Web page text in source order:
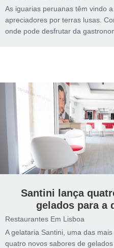
As iguarias peruanas têm vindo
apreciadores por terras lusas.
onde pode desfrutar da
Santini lança
gelados para a
Restaurantes Em Lisboa
A gelataria Santini, uma das
quatro novos sabores de